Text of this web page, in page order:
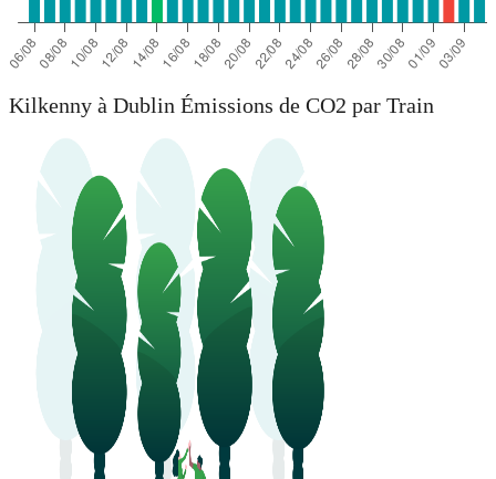
Kilkenny à Dublin Émissions de CO2 par Train